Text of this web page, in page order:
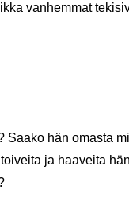
van­hem­mat
Saako hän omas­ta
ja haa­vei­ta